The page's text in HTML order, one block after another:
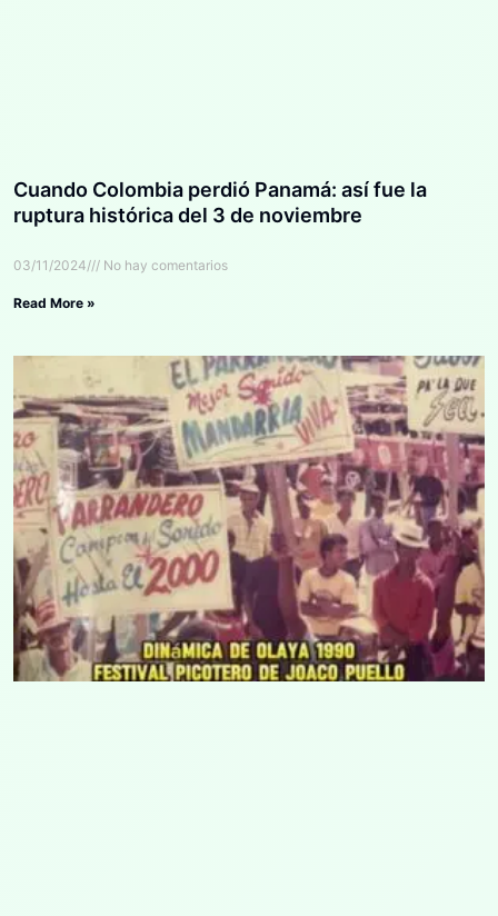
Cuando Colombia perdió Panamá: así fue la
ruptura histórica del 3 de noviembre
03/11/2024 No hay comentarios
Read More »